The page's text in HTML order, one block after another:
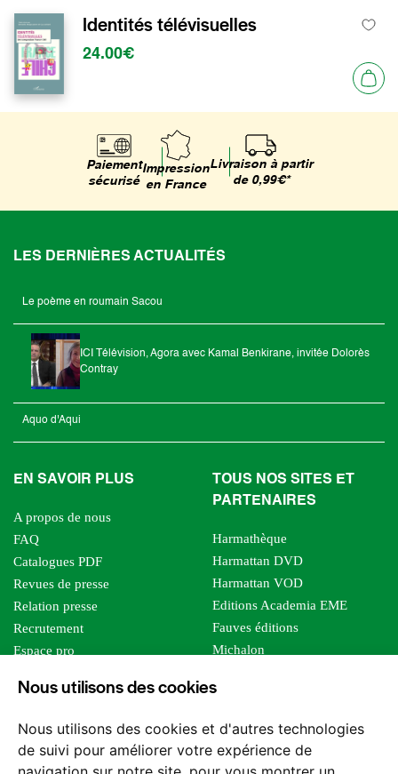
Nous utilisons des cookies
Nous utilisons des cookies et d'autres technologies
de suivi pour améliorer votre expérience de
Identités télévisuelles
24.00€
Paiement
sécurisé
Impression
en France
Livraison à partir
de 0,99€*
LES DERNIÈRES ACTUALITÉS
Le poème en roumain Sacou
ICI Télévision, Agora avec Kamal Benkirane, invitée Dolorès
Contray
Aquo d'Aqui
EN SAVOIR PLUS
A propos de nous
FAQ
Catalogues PDF
Revues de presse
Relation presse
Recrutement
Espace pro
Foreign rights
TOUS NOS SITES ET
PARTENAIRES
Harmathèque
Harmattan DVD
Harmattan VOD
Editions Academia EME
Fauves éditions
Michalon
Editions Sutton
Les impliqués
Tous les éditeurs